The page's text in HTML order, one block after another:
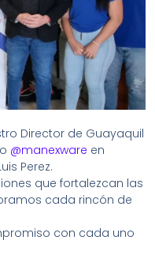
Director de Guayaquil
@manexware en
Perez.
que fortalezcan las
cada rincón de
con cada uno